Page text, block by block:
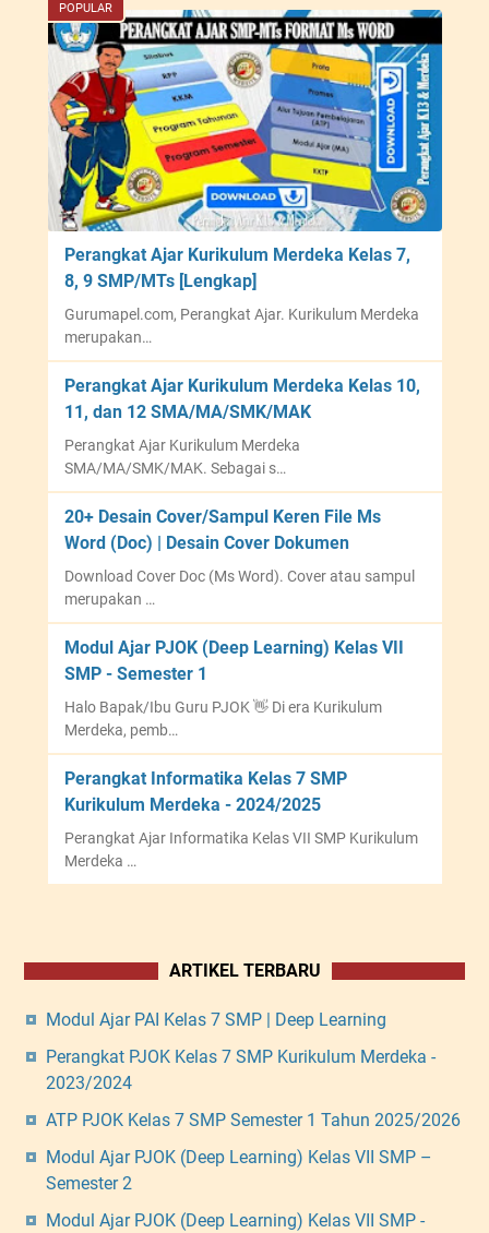
POPULAR
Perangkat Ajar Kurikulum Merdeka Kelas 7,
8, 9 SMP/MTs [Lengkap]
Gurumapel.com, Perangkat Ajar. Kurikulum Merdeka
merupakan…
Perangkat Ajar Kurikulum Merdeka Kelas 10,
11, dan 12 SMA/MA/SMK/MAK
Perangkat Ajar Kurikulum Merdeka
SMA/MA/SMK/MAK. Sebagai s…
20+ Desain Cover/Sampul Keren File Ms
Word (Doc) | Desain Cover Dokumen
Download Cover Doc (Ms Word). Cover atau sampul
merupakan …
Modul Ajar PJOK (Deep Learning) Kelas VII
SMP - Semester 1
Halo Bapak/Ibu Guru PJOK 👋 Di era Kurikulum
Merdeka, pemb…
Perangkat Informatika Kelas 7 SMP
Kurikulum Merdeka - 2024/2025
Perangkat Ajar Informatika Kelas VII SMP Kurikulum
Merdeka …
ARTIKEL TERBARU
Modul Ajar PAI Kelas 7 SMP | Deep Learning
Perangkat PJOK Kelas 7 SMP Kurikulum Merdeka -
2023/2024
ATP PJOK Kelas 7 SMP Semester 1 Tahun 2025/2026
Modul Ajar PJOK (Deep Learning) Kelas VII SMP –
Semester 2
Modul Ajar PJOK (Deep Learning) Kelas VII SMP -